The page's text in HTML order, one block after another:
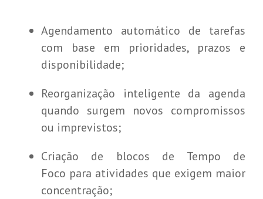
Agendamento automático de tarefas
com base em prioridades, prazos e
disponibilidade;
Reorganização inteligente da agenda
quando surgem novos compromissos
ou imprevistos;
Criação de blocos de Tempo de
Foco para atividades que exigem maior
concentração;